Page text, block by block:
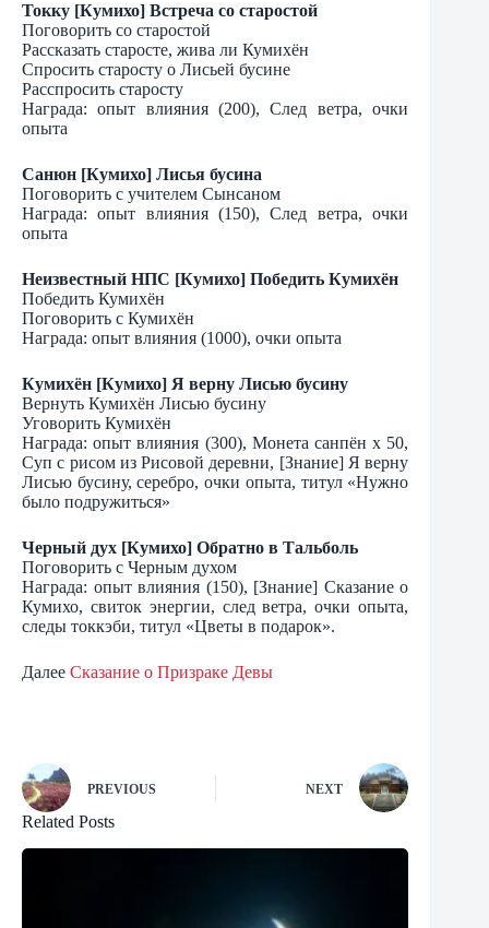
Токку [Кумихо] Встреча со старостой
Поговорить со старостой
Рассказать старосте, жива ли Кумихён
Спросить старосту о Лисьей бусине
Расспросить старосту
Награда: опыт влияния (200), След ветра, очки
опыта
Санюн [Кумихо] Лисья бусина
Поговорить с учителем Сынсаном
Награда: опыт влияния (150), След ветра, очки
опыта
Неизвестный НПС [Кумихо] Победить Кумихён
Победить Кумихён
Поговорить с Кумихён
Награда: опыт влияния (1000), очки опыта
Кумихён [Кумихо] Я верну Лисью бусину
Вернуть Кумихён Лисью бусину
Уговорить Кумихён
Награда: опыт влияния (300), Монета санпён х 50,
Суп с рисом из Рисовой деревни, [Знание] Я верну
Лисью бусину, серебро, очки опыта, титул «Нужно
было подружиться»
Черный дух [Кумихо] Обратно в Тальболь
Поговорить с Черным духом
Награда: опыт влияния (150), [Знание] Сказание о
Кумихо, свиток энергии, след ветра, очки опыта,
следы токкэби, титул «Цветы в подарок».
Далее Сказание о Призраке Девы
PREVIOUS NEXT
Related Posts